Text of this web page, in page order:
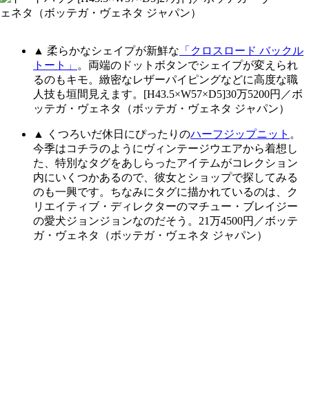
▲ 柔らかなシェイプが新鮮な 「クロスロード バックル
トート」 。両端のドットボタンでシェイプが変えられ
るのもキモ。緻密なレザーパイピングなどに高度な職
人技も垣間見えます。[H43.5×W57×D5]30万5200円／ボ
ッテガ・ヴェネタ（ボッテガ・ヴェネタ ジャパン）
▲ くつろいだ休日にぴったりのハーフジップニット 。
今季はコチラのようにヴィンテージウエアから着想し
た、特別なタグをあしらったアイテムがコレクション
内にいくつかあるので、彼女とショップで探してみる
のも一興です。ちなみにタグに描かれているのは、ク
リエイティブ・ディレクターのマチュー・ブレイジー
の愛犬ジョンジョンなのだそう。21万4500円／ボッテ
ガ・ヴェネタ（ボッテガ・ヴェネタ ジャパン）